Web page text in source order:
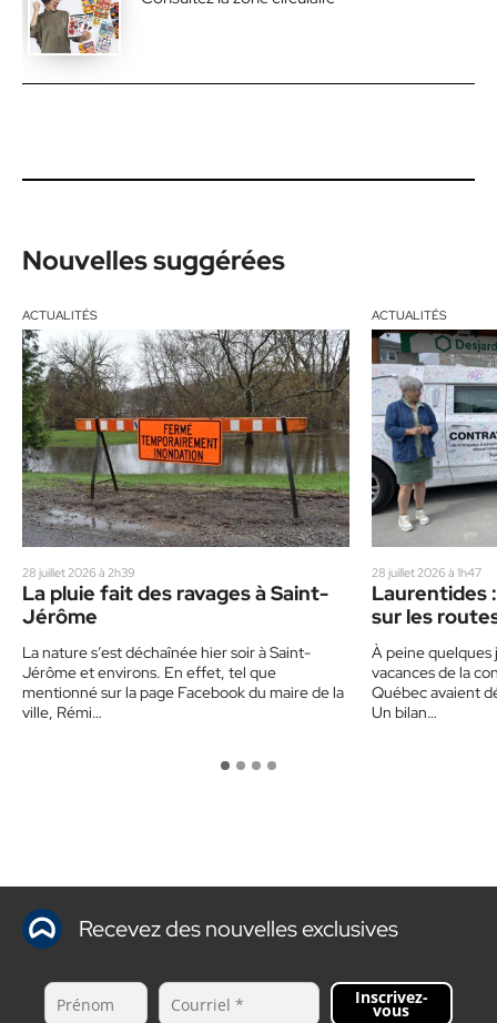
Nouvelles suggérées
ACTUALITÉS
28 juillet 2026 à 2h39
La pluie fait des ravages à Saint-
Jérôme
La nature s’est déchaînée hier soir à Saint-
Jérôme et environs. En effet, tel que
mentionné sur la page Facebook du maire de la
ville, Rémi…
ACTUALITÉS
28 juillet 2026 à 1h47
Laurentides
sur les
un corbillard
sensibiliser
À peine quelques
vacances de la
Québec avaient
Un bilan…
Recevez des nouvelles exclusives
Inscrivez-
vous